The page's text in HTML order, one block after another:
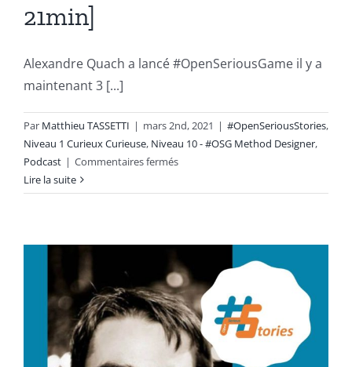
21min]
Alexandre Quach a lancé #OpenSeriousGame il y a
maintenant 3 [...]
Par Matthieu TASSETTI | mars 2nd, 2021 | #OpenSeriousStories,
Niveau 1 Curieux Curieuse, Niveau 10 - #OSG Method Designer,
Podcast | Commentaires ferméssur
retour
de
#OpenSeriousGame
:
Alexandre
Quach
[Podcast
Lire la suite